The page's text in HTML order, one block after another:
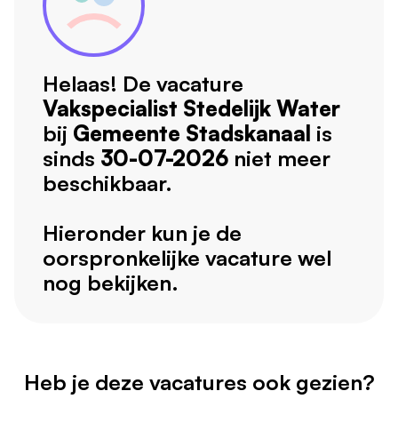
Helaas! De vacature
Vakspecialist Stedelijk Water
bij Gemeente Stadskanaal is
sinds 30-07-2026 niet meer
beschikbaar.
Hieronder kun je de
oorspronkelijke vacature wel
nog bekijken.
Heb je deze vacatures ook gezien?